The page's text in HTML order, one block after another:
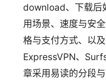
download、下载后
用场景、速度与安
格与支付方式、以
ExpressVPN、
章采用易读的分段